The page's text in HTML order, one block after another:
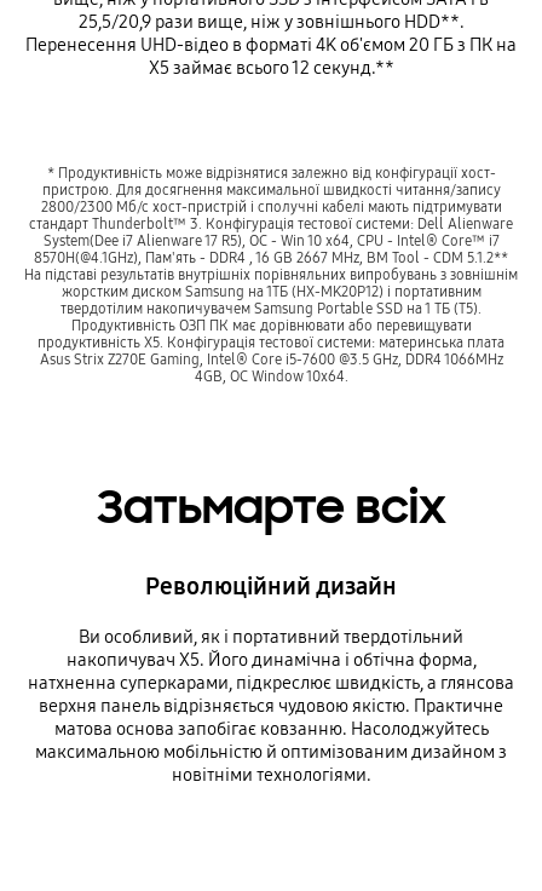
25,5/20,9 рази вище, ніж у зовнішнього HDD**.
Перенесення UHD-відео в форматі 4K об'ємом 20 ГБ з ПК на
X5 займає всього 12 секунд.**
* Продуктивність може відрізнятися залежно від конфігурації хост-
пристрою. Для досягнення максимальної швидкості читання/запису
2800/2300 Мб/с хост-пристрій і сполучні кабелі мають підтримувати
стандарт Thunderbolt™ 3. Конфігурація тестової системи: Dell Alienware
System(Dee i7 Alienware 17 R5), ОС - Win 10 x64, CPU - Intel® Core™ i7
8570H(@4.1GHz), Пам'ять - DDR4 , 16 GB 2667 MHz, BM Tool - CDM 5.1.2**
На підставі результатів внутрішніх порівняльних випробувань з зовнішнім
жорстким диском Samsung на 1ТБ (HX-MK20P12) і портативним
твердотілим накопичувачем Samsung Portable SSD на 1 ТБ (T5).
Продуктивність ОЗП ПК має дорівнювати або перевищувати
продуктивність X5. Конфігурація тестової системи: материнська плата
Asus Strix Z270E Gaming, Intel® Core i5-7600 @3.5 GHz, DDR4 1066MHz
4GB, ОС Window 10x64.
Затьмарте всіх
Революційний дизайн
Ви особливий, як і портативний твердотільний
накопичувач X5. Його динамічна і обтічна форма,
натхненна суперкарами, підкреслює швидкість, а глянсова
верхня панель відрізняється чудовою якістю. Практичне
матова основа запобігає ковзанню. Насолоджуйтесь
максимальною мобільністю й оптимізованим дизайном з
новітніми технологіями.